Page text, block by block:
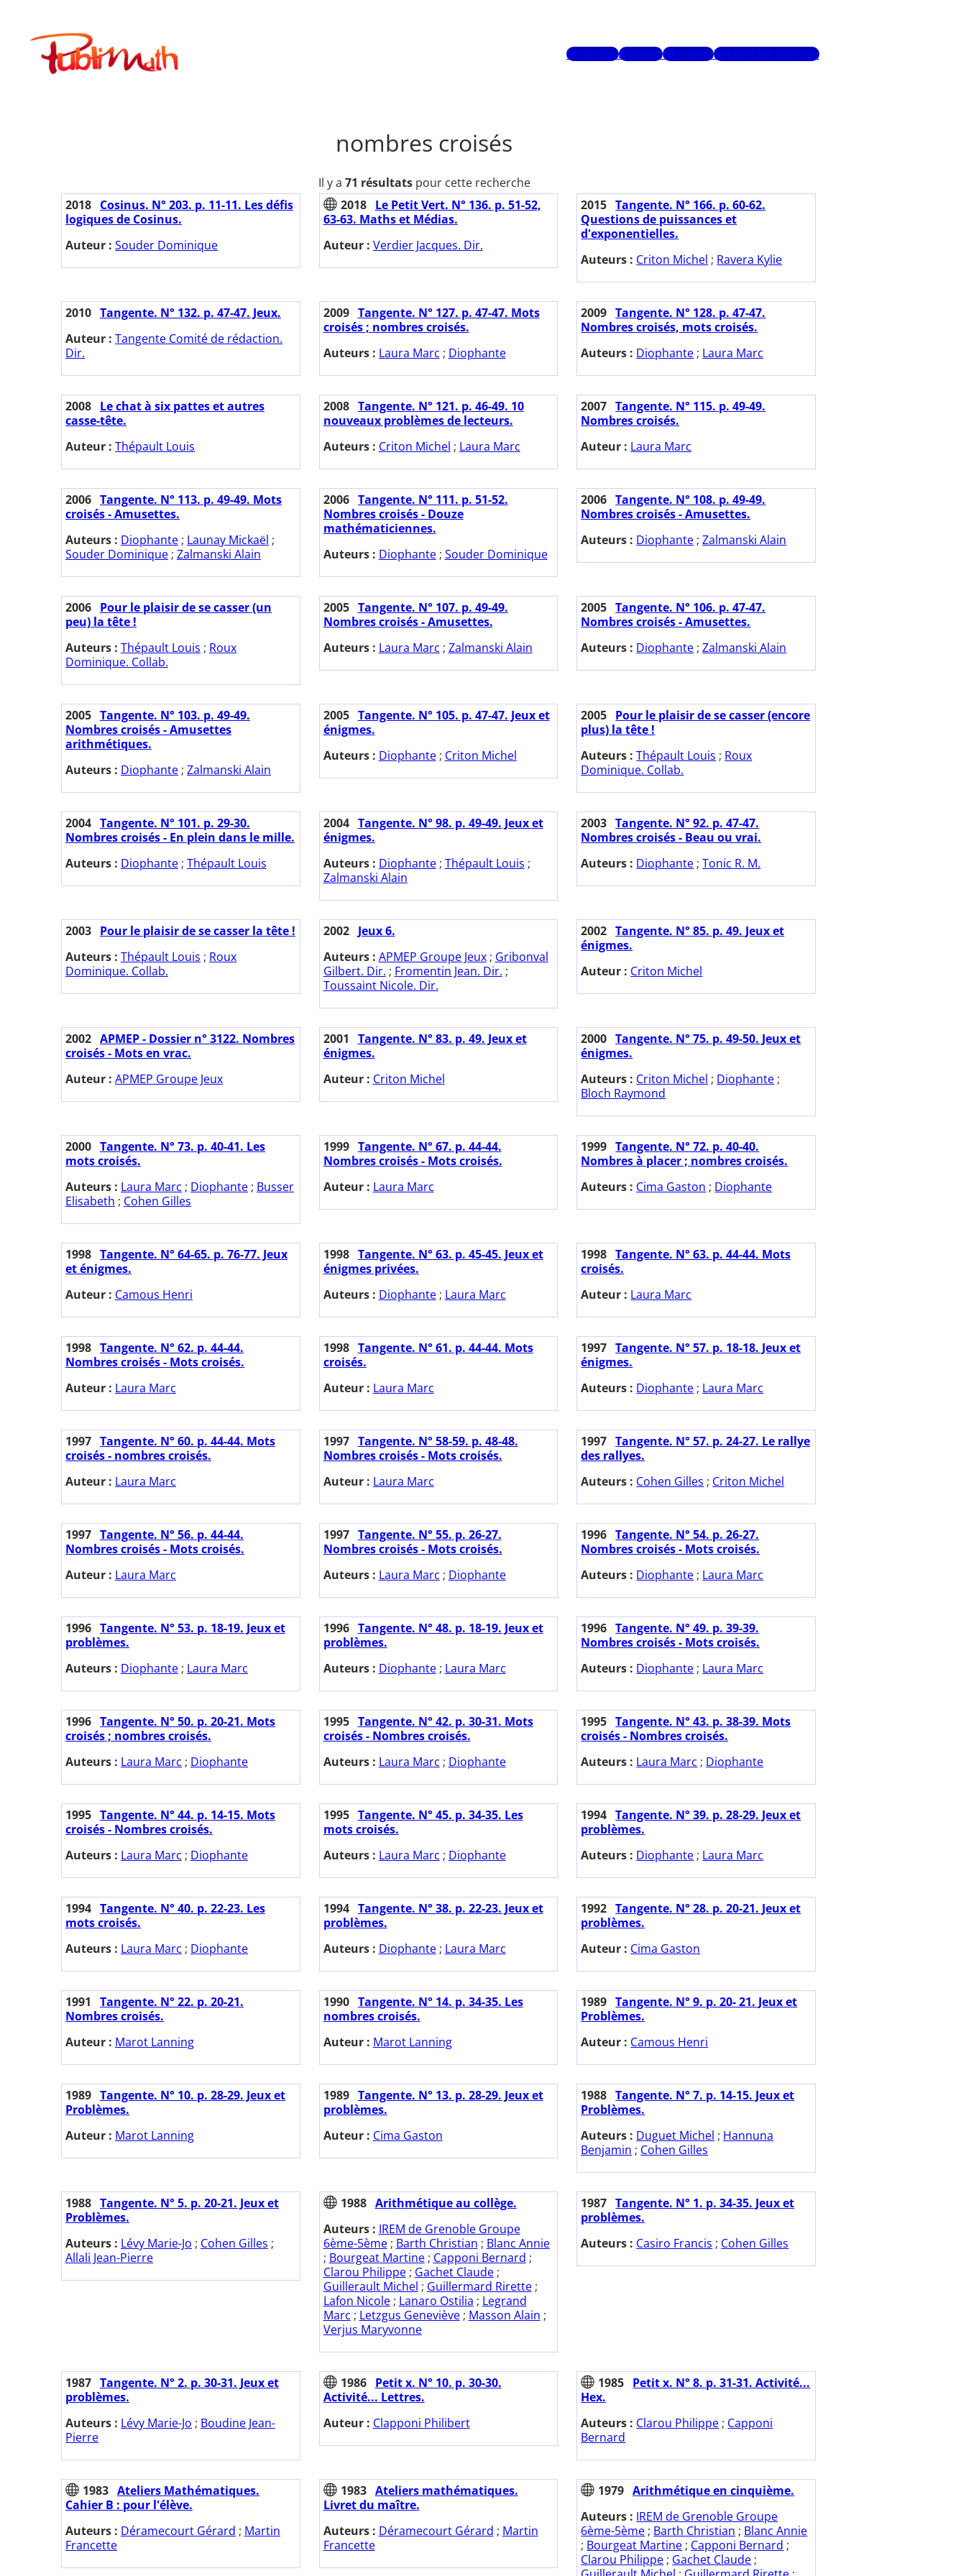
contenuPublimath
Mots-clésAuteursGlossaireRecherche avancée
nombres croisés
Il y a 71 résultatspour cette recherche
2018 Cosinus. N° 203. p. 11-11. Les défis
logiques de Cosinus.
Auteur : Souder Dominique
2018
Le Petit Vert. N° 136. p. 51-52,
63-63. Maths et Médias.
Auteur : Verdier Jacques. Dir.
2015 Tangente. N° 166. p. 60-62.
Questions de puissances et
d'exponentielles.
Auteurs : Criton Michel ; Ravera Kylie
2010 Tangente. N° 132. p. 47-47. Jeux.
Auteur : Tangente Comité de rédaction.
Dir.
2009 Tangente. N° 127. p. 47-47. Mots
croisés ; nombres croisés.
Auteurs : Laura Marc ; Diophante
2009 Tangente. N° 128. p. 47-47.
Nombres croisés, mots croisés.
Auteurs : Diophante ; Laura Marc
2008 Le chat à six pattes et autres
casse-tête.
Auteur : Thépault Louis
2008 Tangente. N° 121. p. 46-49. 10
nouveaux problèmes de lecteurs.
Auteurs : Criton Michel ; Laura Marc
2007 Tangente. N° 115. p. 49-49.
Nombres croisés.
Auteur : Laura Marc
2006 Tangente. N° 113. p. 49-49. Mots
croisés - Amusettes.
Auteurs : Diophante ; Launay Mickaël ;
Souder Dominique ; Zalmanski Alain
2006 Tangente. N° 111. p. 51-52.
Nombres croisés - Douze
mathématiciennes.
Auteurs : Diophante; Souder Dominique
2006 Tangente. N° 108. p. 49-49.
Nombres croisés - Amusettes.
Auteurs : Diophante ;Zalmanski Alain
2006 Pour le plaisir de se casser (un
peu) la tête !
Auteurs : Thépault Louis ; Roux
Dominique. Collab.
2005 Tangente. N° 107. p. 49-49.
Nombres croisés - Amusettes.
Auteurs : Laura Marc ; Zalmanski Alain
2005 Tangente. N° 106. p. 47-47.
Nombres croisés - Amusettes.
Auteurs : Diophante ;Zalmanski Alain
2005 Tangente. N° 103. p. 49-49.
Nombres croisés - Amusettes
arithmétiques.
Auteurs : Diophante ; Zalmanski Alain
2005 Tangente. N° 105. p. 47-47. Jeux et
énigmes.
Auteurs : Diophante; Criton Michel
2005 Pour le plaisir de se casser (encore
plus) la tête !
Auteurs :Thépault Louis ; Roux
Dominique. Collab.
2004 Tangente. N° 101. p. 29-30.
Nombres croisés - En plein dans le mille.
Auteurs : Diophante ; Thépault Louis
2004 Tangente. N° 98. p. 49-49. Jeux et
énigmes.
Auteurs : Diophante; Thépault Louis ;
Zalmanski Alain
2003 Tangente. N° 92. p. 47-47.
Nombres croisés - Beau ou vrai.
Auteurs : Diophante ;Tonic R. M.
2003 Pour le plaisir de se casser la tête !
Auteurs : Thépault Louis ; Roux
Dominique. Collab.
2002
Jeux 6.
Auteurs : APMEP Groupe Jeux; Gribonval
Gilbert. Dir. ; Fromentin Jean. Dir. ;
Toussaint Nicole. Dir.
2002 Tangente. N° 85. p. 49. Jeux et
énigmes.
Auteur : Criton Michel
2002 APMEP - Dossier n° 3122. Nombres
croisés - Mots en vrac.
Auteur : APMEP Groupe Jeux
2001
Tangente. N° 83. p. 49. Jeux et
énigmes.
Auteur : Criton Michel
2000 Tangente. N° 75. p. 49-50. Jeux et
énigmes.
Auteurs : Criton Michel ; Diophante ;
Bloch Raymond
2000 Tangente. N° 73. p. 40-41. Les
mots croisés.
Auteurs : Laura Marc ; Diophante ; Busser
Elisabeth ; Cohen Gilles
1999 Tangente. N° 67. p. 44-44.
Nombres croisés - Mots croisés.
Auteur : Laura Marc
1999 Tangente. N° 72. p. 40-40.
Nombres à placer ; nombres croisés.
Auteurs : Cima Gaston ; Diophante
1998 Tangente. N° 64-65. p. 76-77. Jeux
et énigmes.
Auteur : Camous Henri
1998 Tangente. N° 63. p. 45-45. Jeux et
énigmes privées.
Auteurs : Diophante; Laura Marc
1998 Tangente. N° 63. p. 44-44. Mots
croisés.
Auteur : Laura Marc
1998 Tangente. N° 62. p. 44-44.
Nombres croisés - Mots croisés.
Auteur : Laura Marc
1998 Tangente. N° 61. p. 44-44. Mots
croisés.
Auteur : Laura Marc
1997 Tangente. N° 57. p. 18-18. Jeux et
énigmes.
Auteurs : Diophante ; Laura Marc
1997 Tangente. N° 60. p. 44-44. Mots
croisés - nombres croisés.
Auteur : Laura Marc
1997 Tangente. N° 58-59. p. 48-48.
Nombres croisés - Mots croisés.
Auteur : Laura Marc
1997 Tangente. N° 57. p. 24-27. Le rallye
des rallyes.
Auteurs : Cohen Gilles ; Criton Michel
1997 Tangente. N° 56. p. 44-44.
Nombres croisés - Mots croisés.
Auteur : Laura Marc
1997 Tangente. N° 55. p. 26-27.
Nombres croisés - Mots croisés.
Auteurs : Laura Marc ; Diophante
1996 Tangente. N° 54. p. 26-27.
Nombres croisés - Mots croisés.
Auteurs : Diophante ; Laura Marc
1996 Tangente. N° 53. p. 18-19. Jeux et
problèmes.
Auteurs : Diophante ; Laura Marc
1996 Tangente. N° 48. p. 18-19. Jeux et
problèmes.
Auteurs : Diophante; Laura Marc
1996 Tangente. N° 49. p. 39-39.
Nombres croisés - Mots croisés.
Auteurs : Diophante ; Laura Marc
1996 Tangente. N° 50. p. 20-21. Mots
croisés ; nombres croisés.
Auteurs : Laura Marc ; Diophante
1995 Tangente. N° 42. p. 30-31. Mots
croisés - Nombres croisés.
Auteurs : Laura Marc ; Diophante
1995 Tangente. N° 43. p. 38-39. Mots
croisés - Nombres croisés.
Auteurs : Laura Marc ; Diophante
1995 Tangente. N° 44. p. 14-15. Mots
croisés - Nombres croisés.
Auteurs : Laura Marc ; Diophante
1995 Tangente. N° 45. p. 34-35. Les
mots croisés.
Auteurs : Laura Marc ; Diophante
1994 Tangente. N° 39. p. 28-29. Jeux et
problèmes.
Auteurs : Diophante ; Laura Marc
1994 Tangente. N° 40. p. 22-23. Les
mots croisés.
Auteurs : Laura Marc ; Diophante
1994 Tangente. N° 38. p. 22-23. Jeux et
problèmes.
Auteurs : Diophante; Laura Marc
1992 Tangente. N° 28. p. 20-21. Jeux et
problèmes.
Auteur : Cima Gaston
1991
Tangente. N° 22. p. 20-21.
Nombres croisés.
Auteur : Marot Lanning
1990 Tangente. N° 14. p. 34-35. Les
nombres croisés.
Auteur : Marot Lanning
1989 Tangente. N° 9. p. 20- 21. Jeux et
Problèmes.
Auteur : Camous Henri
1989 Tangente. N° 10. p. 28-29. Jeux et
Problèmes.
Auteur : Marot Lanning
1989 Tangente. N° 13. p. 28-29. Jeux et
problèmes.
Auteur : Cima Gaston
1988 Tangente. N° 7. p. 14-15. Jeux et
Problèmes.
Auteurs : Duguet Michel ; Hannuna
Benjamin ; Cohen Gilles
1988 Tangente. N° 5. p. 20-21. Jeux et
Problèmes.
Auteurs : Lévy Marie-Jo ; Cohen Gilles ;
Allali Jean-Pierre
1988 Arithmétique au collège.
Auteurs : IREM de Grenoble Groupe
6ème-5ème; Barth Christian ; Blanc Annie
; Bourgeat Martine; Capponi Bernard ;
Clarou Philippe; Gachet Claude;
Guillerault Michel ; Guillermard Rirette;
Lafon Nicole; Lanaro Ostilia ; Legrand
Marc ; Letzgus Geneviève; Masson Alain ;
Verjus Maryvonne
1987 Tangente. N° 1. p. 34-35. Jeux et
problèmes.
Auteurs : Casiro Francis ; Cohen Gilles
1987 Tangente. N° 2. p. 30-31. Jeux et
problèmes.
Auteurs : Lévy Marie-Jo ; Boudine Jean-
Pierre
1986
Petit x. N° 10. p. 30-30.
Activité... Lettres.
Auteur : Clapponi Philibert
1985 Petit x. N° 8. p. 31-31. Activité...
Hex.
Auteurs : Clarou Philippe ; Capponi
Bernard
1983 Ateliers Mathématiques.
Cahier B : pour l'élève.
Auteurs : Déramecourt Gérard ; Martin
Francette
1983 Ateliers mathématiques.
Livret du maître.
Auteurs : Déramecourt Gérard ; Martin
Francette
1979 Arithmétique en cinquième.
Auteurs : IREM de Grenoble Groupe
6ème-5ème ; Barth Christian ; Blanc Annie
; Bourgeat Martine ; Capponi Bernard ;
Clarou Philippe ; Gachet Claude ;